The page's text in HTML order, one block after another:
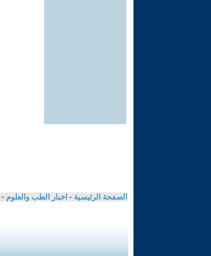
الصفحة الرئيسية - اخبار الطب والعلوم -